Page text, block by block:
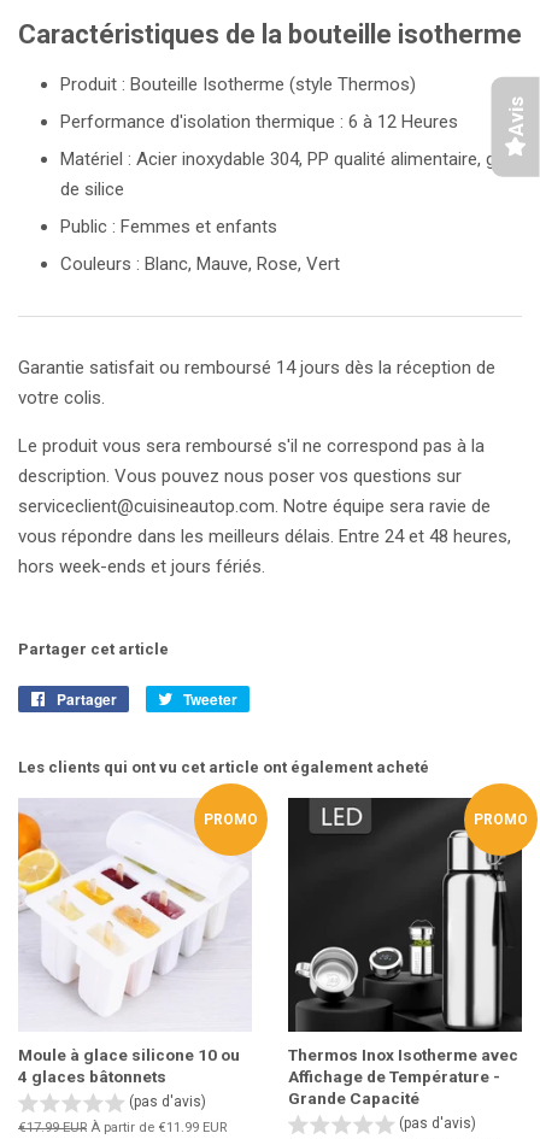
Caractéristiques de la bouteille isotherme
Produit : Bouteille Isotherme (style Thermos)
Performance d'isolation thermique : 6 à 12 Heures
Matériel : Acier inoxydable 304, PP qualité alimentaire, gel
de silice
Public : Femmes et enfants
Couleurs : Blanc, Mauve, Rose, Vert
Garantie satisfait ou remboursé 14 jours dès la réception de
votre colis.
Le produit vous sera remboursé s'il ne correspond pas à la
description. Vous pouvez nous poser vos questions sur
serviceclient@cuisineautop.com. Notre équipe sera ravie de
vous répondre dans les meilleurs délais. Entre 24 et 48 heures,
hors week-ends et jours fériés.
Partager cet article
Partager
PartagerTweeter
Les clients qui ont vu cet article ont également acheté
PROMO
Moule à glace silicone 10 ou
4 glaces bâtonnets
(pas d'avis)
Prix
€17.99 EUR À partir de €11.99 EUR
PROMO
Thermos Inox Isotherme avec
Affichage de Température -
Grande Capacité
(pas d'avis)
Avis